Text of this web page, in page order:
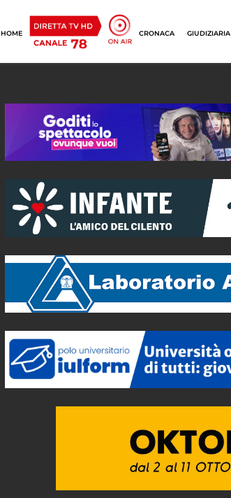
HOME CRONACA GIUDIZIARIA